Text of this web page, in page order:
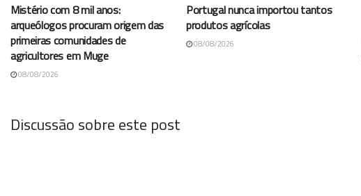
Mistério com 8 mil anos:
arqueólogos procuram origem das
primeiras comunidades de
agricultores em Muge
08/08/2026
Portugal nunca importou tantos
produtos agrícolas
08/08/2026
Discussão sobre este post